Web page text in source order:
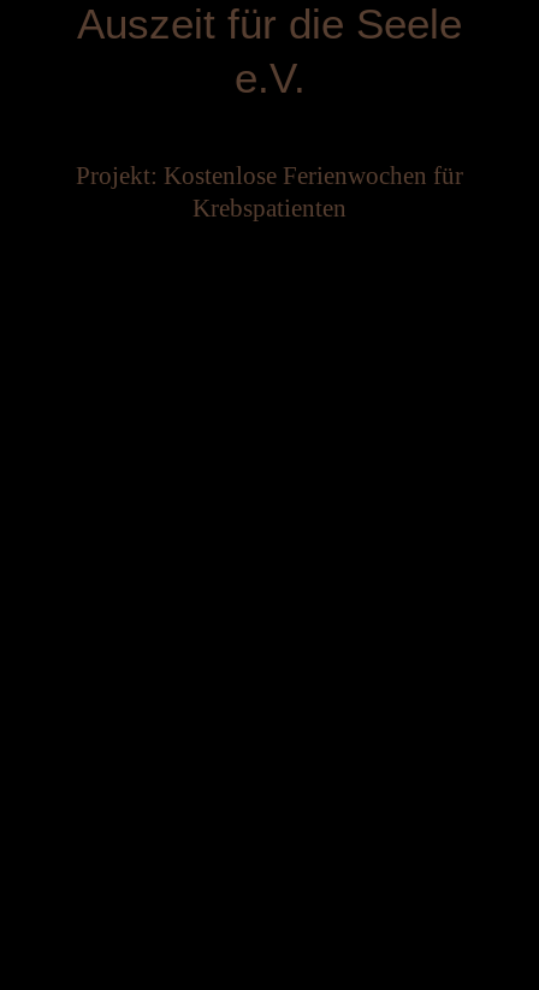
Auszeit für die Seele
e.V.
Projekt: Kostenlose Ferienwochen für
Krebspatienten